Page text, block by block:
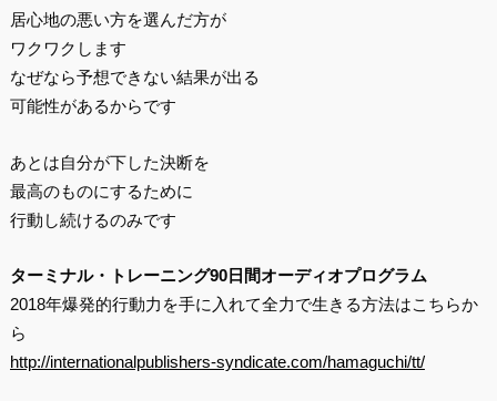
居心地の悪い方を選んだ方が
ワクワクします
なぜなら予想できない結果が出る
可能性があるからです
あとは自分が下した決断を
最高のものにするために
行動し続けるのみです
ターミナル・トレーニング90日間オーディオプログラム
2018年爆発的行動力を手に入れて全力で生きる方法はこちらか
ら
http://internationalpublishers-syndicate.com/hamaguchi/tt/